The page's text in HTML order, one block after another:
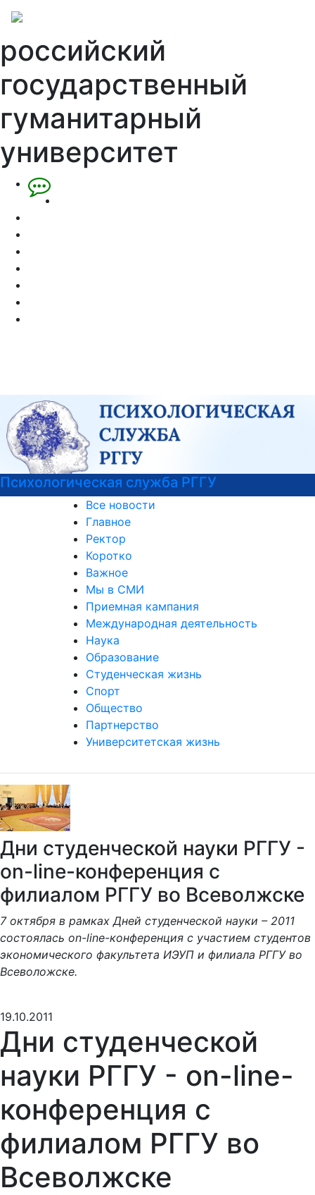
российский
государственный
гуманитарный
университет
Курсы немецкого языка
Все новости
Главное
Ректор
Коротко
Важное
Мы в СМИ
Приемная кампания
Международная деятельность
Наука
Образование
Студенческая жизнь
Спорт
Общество
Партнерство
Университетская жизнь
Дни студенческой науки РГГУ -
on-line-конференция с
филиалом РГГУ во Всеволжске
7 октября в рамках Дней студенческой науки – 2011
состоялась on-line-конференция с участием студентов
экономического факультета ИЭУП и филиала РГГУ во
Всеволожске.
19.10.2011
Дни студенческой
науки РГГУ - on-line-
конференция с
филиалом РГГУ во
Всеволжске